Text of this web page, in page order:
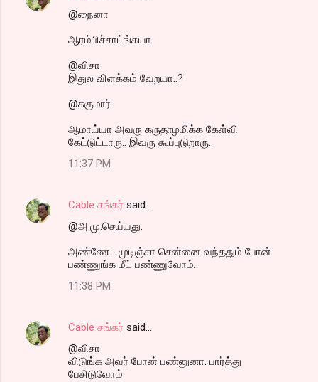
@நைனா
ஆரம்பிச்சாட்ங்கயா
@விசா
இதுல விளக்கம் வேறயா..?
@சுகுமார்
ஆமாய்யா அவரு கருதாழமிக்க கேள்வி
கேட்டுட்டாரு.. இவரு கூப்புடுறாரு..
11:37 PM
Cable சங்கர் said…
@அ.மு.செய்யது.
அண்ணே... முடிஞ்சா சென்னை வந்ததும் போன்
பண்ணுங்க மீட் பண்ணுவோம்..
11:38 PM
Cable சங்கர் said…
@விசா
விடுங்க அவர் போன் பண்னுனா. பார்த்து
பேசிடுவோம்